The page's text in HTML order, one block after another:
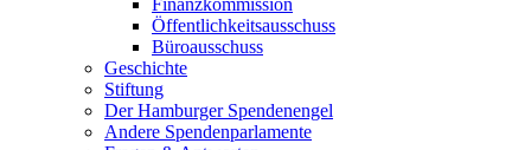
Finanzkommission
Öffentlichkeitsausschuss
Büroausschuss
Geschichte
Stiftung
Der Hamburger Spendenengel
Andere Spendenparlamente